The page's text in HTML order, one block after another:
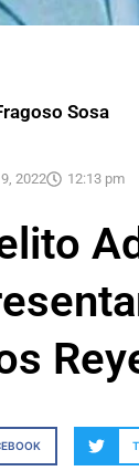
Sosa
2022 12:13 pm